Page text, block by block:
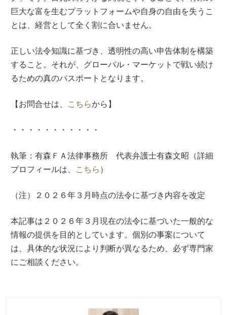
巨大な富を生むプラットフォームや自身の自由を失うこ
とは、経営として全く割に合いません。
正しい法令知識に基づき、透明性の高い申告体制を構築
すること。それが、グローバル・マーケットで戦い続け
るための真のパスポートとなります。
【お問合せは、 こちらから】
・・・・・・・・・・・
執筆：有森ＦＡ法律事務所 代表弁護士有森文昭（詳細
プロフィールは、 こちら）
（注）２０２６年３月時点の法令に基づき内容を改定
本記事は２０２６年３月現在の法令に基づいた一般的な
情報の提供を目的としています。個別の事案について
は、具体的な状況により判断が異なるため、必ず専門家
にご相談ください。